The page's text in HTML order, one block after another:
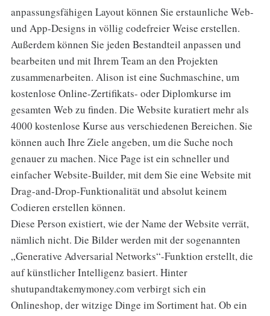
anpassungsfähigen Layout können Sie erstaunliche Web-
und App-Designs in völlig codefreier Weise erstellen.
Außerdem können Sie jeden Bestandteil anpassen und
bearbeiten und mit Ihrem Team an den Projekten
zusammenarbeiten. Alison ist eine Suchmaschine, um
kostenlose Online-Zertifikats- oder Diplomkurse im
gesamten Web zu finden. Die Website kuratiert mehr als
4000 kostenlose Kurse aus verschiedenen Bereichen. Sie
können auch Ihre Ziele angeben, um die Suche noch
genauer zu machen. Nice Page ist ein schneller und
einfacher Website-Builder, mit dem Sie eine Website mit
Drag-and-Drop-Funktionalität und absolut keinem
Codieren erstellen können.
Diese Person existiert, wie der Name der Website verrät,
nämlich nicht. Die Bilder werden mit der sogenannten
„Generative Adversarial Networks“-Funktion erstellt, die
auf künstlicher Intelligenz basiert. Hinter
shutupandtakemymoney.com verbirgt sich ein
Onlineshop, der witzige Dinge im Sortiment hat. Ob ein